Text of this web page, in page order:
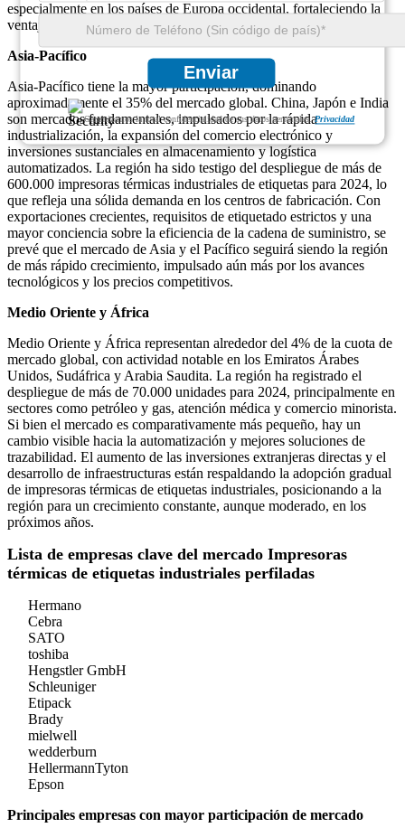
Enviar
Garantizamos la total confidencialidad de sus datos personales.Privacidad
especialmente en los países de Europa occidental, fortaleciendo la
ventaja competitiva de la región en el mercado global.
Asia-Pacífico
Asia-Pacífico tiene la mayor participación, dominando
aproximadamente el 35% del mercado global. China, Japón e India
son mercados fundamentales, impulsados ​​por la rápida
industrialización, la expansión del comercio electrónico y
inversiones sustanciales en almacenamiento y logística
automatizados. La región ha sido testigo del despliegue de más de
600.000 impresoras térmicas industriales de etiquetas para 2024, lo
que refleja una sólida demanda en los centros de fabricación. Con
exportaciones crecientes, requisitos de etiquetado estrictos y una
mayor conciencia sobre la eficiencia de la cadena de suministro, se
prevé que el mercado de Asia y el Pacífico seguirá siendo la región
de más rápido crecimiento, impulsado aún más por los avances
tecnológicos y los precios competitivos.
Medio Oriente y África
Medio Oriente y África representan alrededor del 4% de la cuota de
mercado global, con actividad notable en los Emiratos Árabes
Unidos, Sudáfrica y Arabia Saudita. La región ha registrado el
despliegue de más de 70.000 unidades para 2024, principalmente en
sectores como petróleo y gas, atención médica y comercio minorista.
Si bien el mercado es comparativamente más pequeño, hay un
cambio visible hacia la automatización y mejores soluciones de
trazabilidad. El aumento de las inversiones extranjeras directas y el
desarrollo de infraestructuras están respaldando la adopción gradual
de impresoras térmicas de etiquetas industriales, posicionando a la
región para un crecimiento constante, aunque moderado, en los
próximos años.
Lista de empresas clave del mercado Impresoras
térmicas de etiquetas industriales perfiladas
Hermano
Cebra
SATO
toshiba
Hengstler GmbH
Schleuniger
Etipack
Brady
mielwell
wedderburn
HellermannTyton
Epson
Principales empresas con mayor participación de mercado